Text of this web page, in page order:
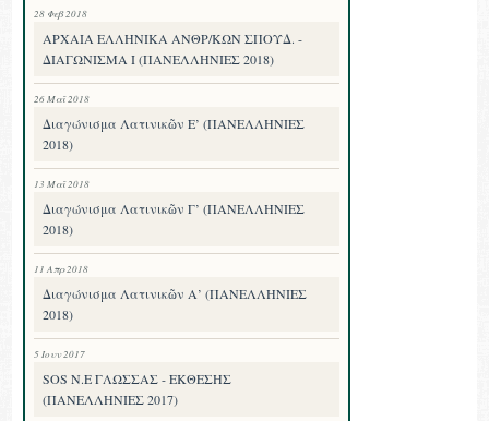
28 Φεβ 2018
ΑΡΧΑΙΑ ΕΛΛΗΝΙΚΑ ΑΝΘΡ/ΚΩΝ ΣΠΟΥΔ. -
ΔΙΑΓΩΝΙΣΜΑ I (ΠΑΝΕΛΛΗΝΙΕΣ 2018)
26 Μαΐ 2018
Διαγώνισμα Λατινικῶν Ε’ (ΠΑΝΕΛΛΗΝΙΕΣ
2018)
13 Μαΐ 2018
Διαγώνισμα Λατινικῶν Γ’ (ΠΑΝΕΛΛΗΝΙΕΣ
2018)
11 Απρ 2018
Διαγώνισμα Λατινικῶν Α’ (ΠΑΝΕΛΛΗΝΙΕΣ
2018)
5 Ιουν 2017
SOS Ν.Ε ΓΛΩΣΣΑΣ - ΕΚΘΕΣΗΣ
(ΠΑΝΕΛΛΗΝΙΕΣ 2017)